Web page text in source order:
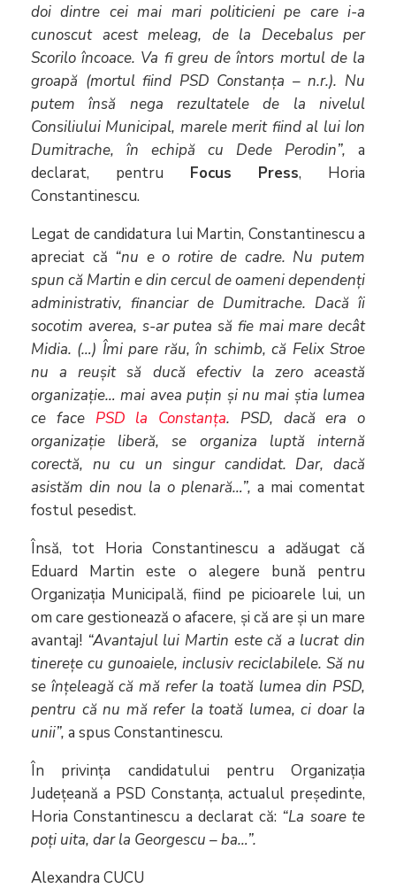
doi dintre cei mai mari politicieni pe care i-a
cunoscut acest meleag, de la Decebalus per
Scorilo încoace. Va fi greu de întors mortul de la
groapă (mortul fiind PSD Constanța – n.r.). Nu
putem însă nega rezultatele de la nivelul
Consiliului Municipal, marele merit fiind al lui Ion
Dumitrache, în echipă cu Dede Perodin”, a
declarat, pentru Focus Press, Horia
Constantinescu.
Legat de candidatura lui Martin, Constantinescu a
apreciat că “nu e o rotire de cadre. Nu putem
spun că Martin e din cercul de oameni dependenți
administrativ, financiar de Dumitrache. Dacă îi
socotim averea, s-ar putea să fie mai mare decât
Midia. (…) Îmi pare rău, în schimb, că Felix Stroe
nu a reușit să ducă efectiv la zero această
organizație… mai avea puțin și nu mai știa lumea
ce face PSD la Constanța. PSD, dacă era o
organizație liberă, se organiza luptă internă
corectă, nu cu un singur candidat. Dar, dacă
asistăm din nou la o plenară…”, a mai comentat
fostul pesedist.
Însă, tot Horia Constantinescu a adăugat că
Eduard Martin este o alegere bună pentru
Organizația Municipală, fiind pe picioarele lui, un
om care gestionează o afacere, și că are și un mare
avantaj! “Avantajul lui Martin este că a lucrat din
tinerețe cu gunoaiele, inclusiv reciclabilele. Să nu
se înțeleagă că mă refer la toată lumea din PSD,
pentru că nu mă refer la toată lumea, ci doar la
unii”, a spus Constantinescu.
În privința candidatului pentru Organizația
Județeană a PSD Constanța, actualul președinte,
Horia Constantinescu a declarat că: “La soare te
poți uita, dar la Georgescu – ba…”.
Alexandra CUCU